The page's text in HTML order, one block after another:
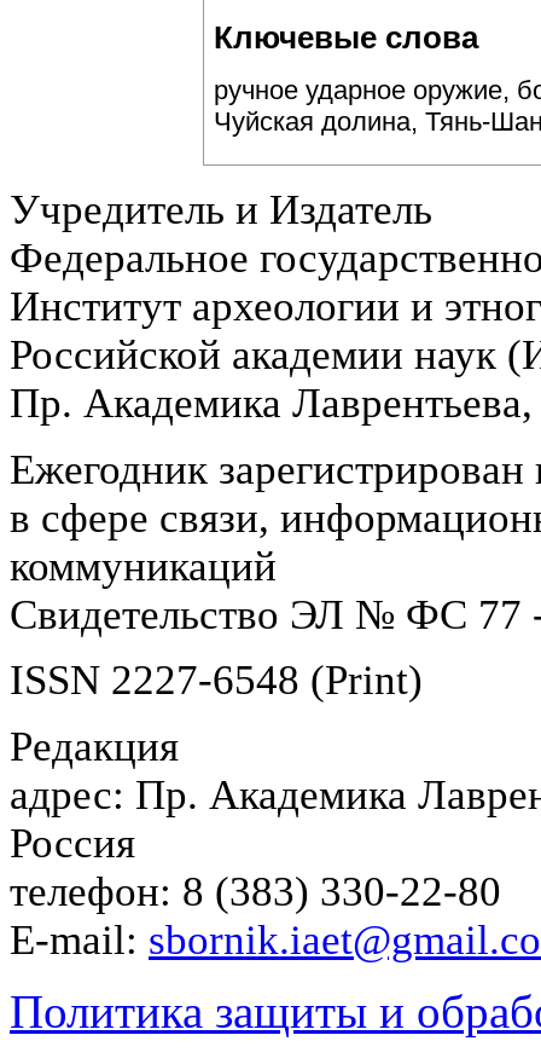
Ключевые слова
ручное ударное оружие,
Чуйская долина, Тянь-
Учредитель и Издатель
Федеральное
Институт археологии и
Российской академии
Пр. Академика
Ежегодник
в сфере связи,
коммуникаций
Свидетельство ЭЛ № ФС 77
ISSN 2227-6548 (Print)
Редакция
адрес: Пр. Академика
Россия
телефон: 8 (383) 330-22-80
E-mail:
Политика защиты и